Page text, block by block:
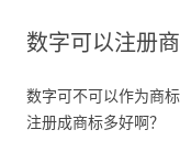
数字可以注册商
数字可不可以作为商
注册成商标多好啊？